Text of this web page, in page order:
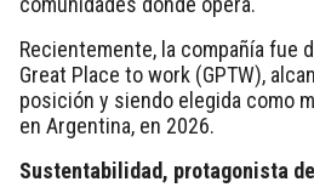
Recientemente, la compañía fue
Great Place to work (GPTW),
posición y siendo elegida como
en Argentina, en 2026.
Sustentabilidad, protagonista